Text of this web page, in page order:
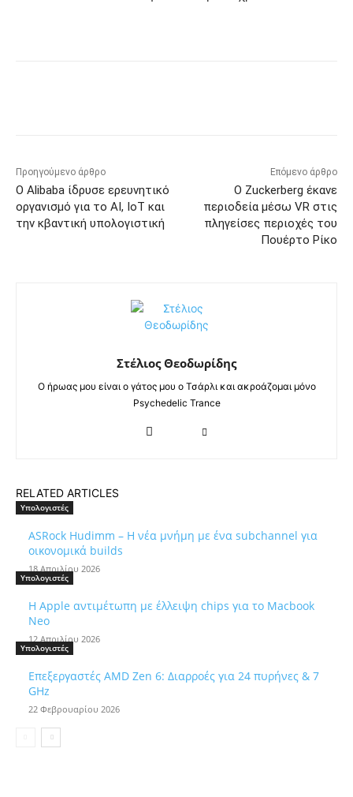
Προηγούμενο άρθρο
Ο Alibaba ίδρυσε ερευνητικό
οργανισμό για το AI, IoT και
την κβαντική υπολογιστική
Επόμενο άρθρο
Ο Zuckerberg έκανε
περιοδεία μέσω VR στις
πληγείσες περιοχές του
Πουέρτο Ρίκο
Στέλιος Θεοδωρίδης
Ο ήρωας μου είναι ο γάτος μου ο Τσάρλι και ακροάζομαι μόνο
Psychedelic Trance
RELATED ARTICLES
Υπολογιστές
ASRock Hudimm – Η νέα μνήμη με ένα subchannel για
οικονομικά builds
18 Απριλίου 2026
Υπολογιστές
Η Apple αντιμέτωπη με έλλειψη chips για το Macbook
Neo
12 Απριλίου 2026
Υπολογιστές
Επεξεργαστές AMD Zen 6: Διαρροές για 24 πυρήνες & 7
GHz
22 Φεβρουαρίου 2026